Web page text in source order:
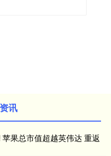
讯
果总市值超越英伟达 重返